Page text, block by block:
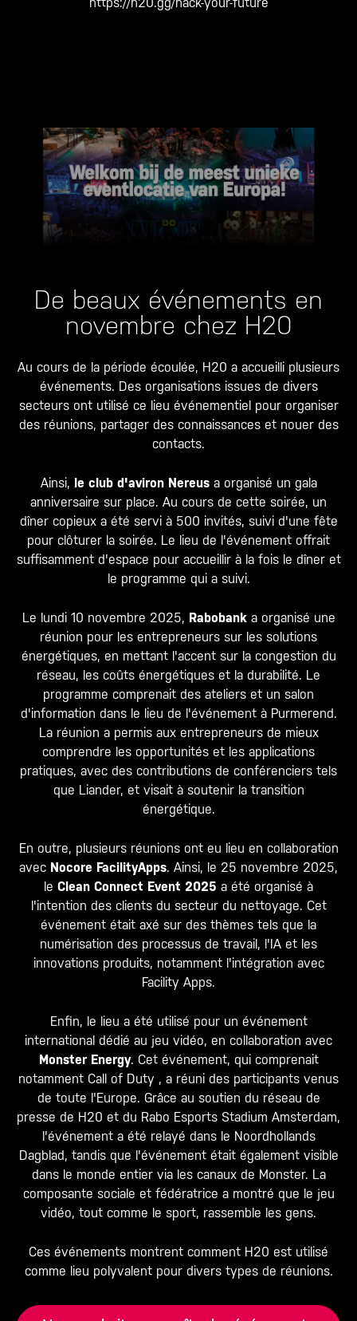
De beaux événements en
novembre chez H20
Au cours de la période écoulée, H20 a accueilli plusieurs
événements. Des organisations issues de divers
secteurs ont utilisé ce lieu événementiel pour organiser
des réunions, partager des connaissances et nouer des
contacts.
Ainsi, le club d'aviron Nereusa organisé un gala
anniversaire sur place. Au cours de cette soirée, un
dîner copieux a été servi à 500 invités, suivi d'une fête
pour clôturer la soirée. Le lieu de l'événement offrait
suffisamment d'espace pour accueillir à la fois le dîner et
le programme qui a suivi.
Le lundi 10 novembre 2025, Rabobanka organisé une
réunion pour les entrepreneurs sur les solutions
énergétiques, en mettant l'accent sur la congestion du
réseau, les coûts énergétiques et la durabilité. Le
programme comprenait des ateliers et un salon
d'information dans le lieu de l'événement à Purmerend.
La réunion a permis aux entrepreneurs de mieux
comprendre les opportunités et les applications
pratiques, avec des contributions de conférenciers tels
que Liander, et visait à soutenir la transition
énergétique.
En outre, plusieurs réunions ont eu lieu en collaboration
avec Nocore FacilityApps. Ainsi, le 25 novembre 2025,
le Clean Connect Event 2025 a été organisé à
l'intention des clients du secteur du nettoyage. Cet
événement était axé sur des thèmes tels que la
numérisation des processus de travail, l'IA et les
innovations produits, notamment l'intégration avec
Facility Apps.
Enfin, le lieu a été utilisé pour un événement
international dédié au jeu vidéo, en collaboration avec
Monster Energy. Cet événement, qui comprenait
notamment Call of Duty , a réuni des participants venus
de toute l'Europe. Grâce au soutien du réseau de
presse de H20 et du Rabo Esports Stadium Amsterdam,
l'événement a été relayé dans le Noordhollands
Dagblad, tandis que l'événement était également visible
dans le monde entier via les canaux de Monster. La
composante sociale et fédératrice a montré que le jeu
vidéo, tout comme le sport, rassemble les gens.
Ces événements montrent comment H20 est utilisé
comme lieu polyvalent pour divers types de réunions.